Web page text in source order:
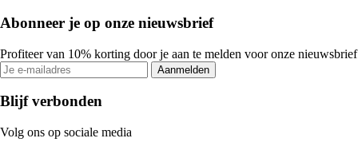
Abonneer je op onze nieuwsbrief
Profiteer van 10% korting door je aan te melden voor onze nieuwsbrief
Aanmelden
Blijf verbonden
Volg ons op sociale media